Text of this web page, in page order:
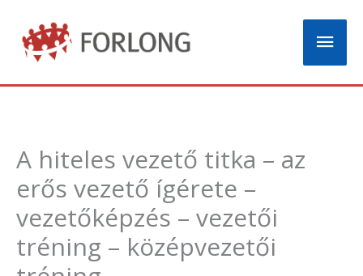
content
Main
A hiteles vezető titka – az
erős vezető ígérete –
vezetőképzés – vezetői
tréning – középvezetői